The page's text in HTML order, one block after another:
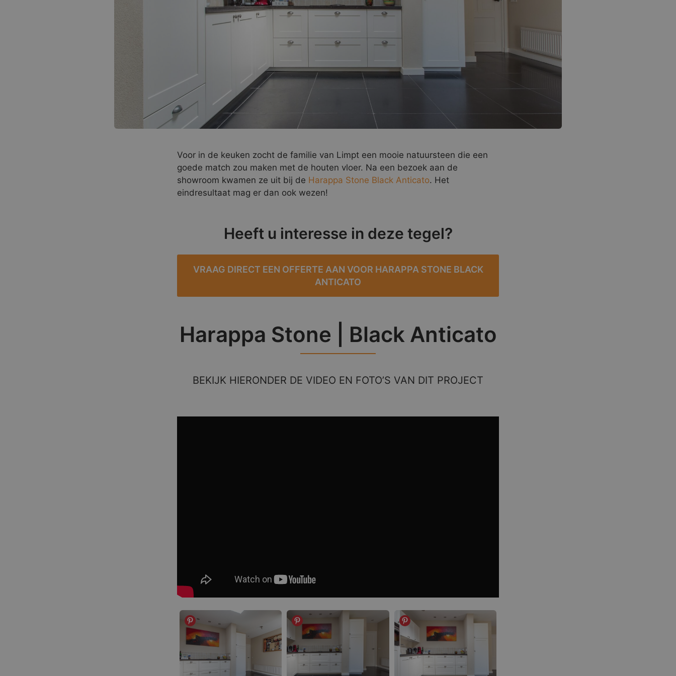
Voor in de keuken zocht de familie van Limpt een mooie natuursteen die een
goede match zou maken met de houten vloer. Na een bezoek aan de
showroom kwamen ze uit bij de Harappa Stone Black Anticato. Het
eindresultaat mag er dan ook wezen!
Heeft u interesse in deze tegel?
VRAAG DIRECT EEN OFFERTE AAN VOOR HARAPPA STONE BLACK
ANTICATO
Harappa Stone | Black Anticato
BEKIJK HIERONDER DE VIDEO EN FOTO’S VAN DIT PROJECT